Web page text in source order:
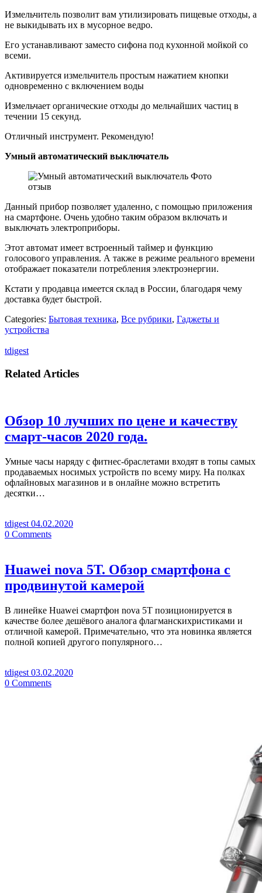
Измельчитель позволит вам утилизировать пищевые отходы, а
не выкидывать их в мусорное ведро.
Его устанавливают заместо сифона под кухонной мойкой со
всеми.
Активируется измельчитель простым нажатием кнопки
одновременно с включением воды
Измельчает органические отходы до мельчайших частиц в
течении 15 секунд.
Отличный инструмент. Рекомендую!
Умный автоматический выключатель
Данный прибор позволяет удаленно, с помощью приложения
на смартфоне. Очень удобно таким образом включать и
выключать электроприборы.
Этот автомат имеет встроенный таймер и функцию
голосового управления. А также в режиме реального времени
отображает показатели потребления электроэнергии.
Кстати у продавца имеется склад в России, благодаря чему
доставка будет быстрой.
Categories: Бытовая техника, Все рубрики, Гаджеты и
устройства
tdigest
Related Articles
Обзор 10 лучших по цене и качеству
смарт-часов 2020 года.
Умные часы наряду с фитнес-браслетами входят в топы самых
продаваемых носимых устройств по всему миру. На полках
офлайновых магазинов и в онлайне можно встретить
десятки…
tdigest 04.02.2020
0 Comments
Huawei nova 5T. Обзор смартфона с
продвинутой камерой
В линейке Huawei смартфон nova 5T позиционируется в
качестве более дешёвого аналога флагманскихристиками и
отличной камерой. Примечательно, что эта новинка является
полной копией другого популярного…
tdigest 03.02.2020
0 Comments